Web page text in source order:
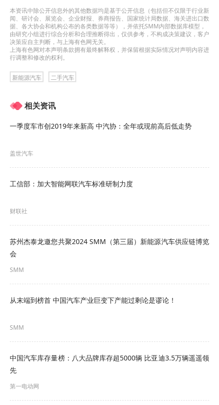
了“持币观望”。他们期待在新车价格战尘埃落定后再
做决策，这在一定程度上推迟了旧车出手的节奏。
报告预计，随着五一假期新车订单的陆续交付，5月
份二手车市场将迎来一波车源释放的小高峰。
图片来源：中国汽车流通协会（下同）
在政策刺激下，满足家庭出行的主流家用车和改善
型置换需求正在稳健释放，为这些“腰部”市场提供了
价格支撑。
相反，小型车保值率的下滑则敲响了警钟。报告显
示，小型车保值率下滑主要受新车市场小型电动车
持续降价的直接冲击。在纯电动小型车细分领域，
新车价格不断下探，二手车的价格体系自然难以维
持。
本资讯中除公开信息外的其他数据均是基于公开信息（包括但不仅限于行业新
闻、研讨会、展览会、企业财报、券商报告、国家统计局数据、海关进出口数
据、各大协会和机构公布的各类数据等等），并依托SMM内部数据库模型，
由研究小组进行综合分析和合理推断得出，仅供参考，不构成决策建议，客户
决策应自主判断，与上海有色网无关。
上海有色网对本声明条款拥有最终解释权，并保留根据实际情况对声明内容进
行调整和修改的权利。
新能源汽车 二手汽车
相关资讯
一季度车市创2019年来新高 中汽协：全年或现前高后低走势
盖世汽车
工信部：加大智能网联汽车标准研制力度
财联社
苏州杰泰龙邀您共聚2024 SMM（第三届）新能源汽车供应链博览
会
SMM
从末端到榜首 中国汽车产业巨变下产能过剩论是谬论！
SMM
中国汽车库存量榜：八大品牌库存超5000辆 比亚迪3.5万辆遥遥领
先
第一电动网